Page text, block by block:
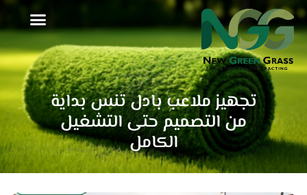
تخطي
إلى
المحتوى
تجهيز ملاعب بادل تنس بداية
من التصميم حتى التشغيل
الكامل